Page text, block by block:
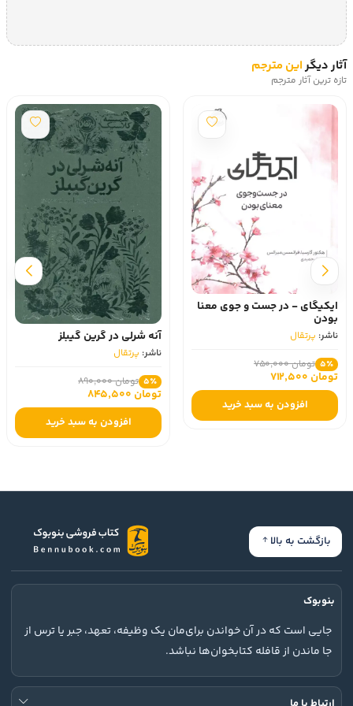
آثار دیگراین مترجم
تازه ترین آثار مترجم
ایکیگای - در جست و جوی معنا
بودن
ناشر: پرتقال
5٪ تومان 750,000
تومان 712,500
افزودن به سبد خرید
آنه شرلی در گرین گیبلز
ناشر: پرتقال
5٪ تومان 890,000
تومان 845,500
افزودن به سبد خرید
بازگشت به بالا
بنوبوک
جایی است که در آن خواندن برای‌مان یک وظیفه، تعهد، جبر یا ترس از
جا ماندن از قافله کتابخوان‌ها نباشد.